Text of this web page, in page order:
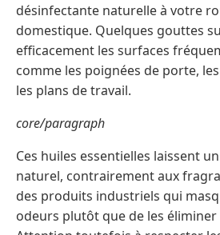
désinfectante naturelle à votre
domestique. Quelques gouttes
efficacement les surfaces
comme les poignées de porte,
les plans de travail.
core/paragraph
Ces huiles essentielles laissent
naturel, contrairement aux
des produits industriels qui
odeurs plutôt que de les